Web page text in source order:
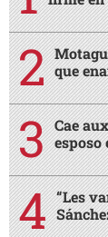
que
Cae
esposo
“Les